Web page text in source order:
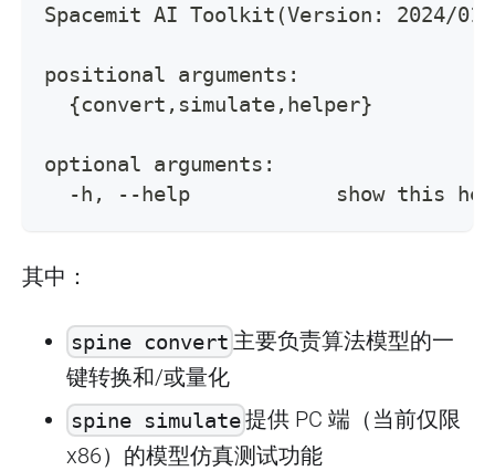
Spacemit AI Toolkit(Version: 2024/
positional arguments:
  {convert,simulate,helper}
optional arguments:
-h, --help            show this
其中：
spine convert 主要负责算法模型的一
键转换和/或量化
spine simulate提供 PC 端（当前仅限
x86）的模型仿真测试功能